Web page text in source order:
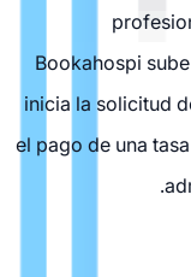
Bookahospi
inicia la solicitud
el pago de una